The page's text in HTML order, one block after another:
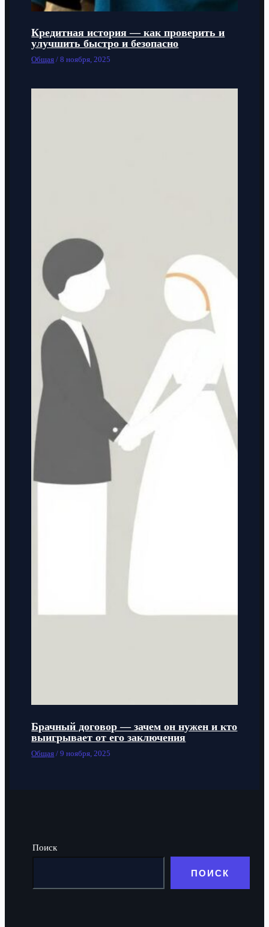
Кредитная история — как проверить и
улучшить быстро и безопасно
Общая /8 ноября, 2025
Брачный договор — зачем он нужен и кто
выигрывает от его заключения
Общая /9 ноября, 2025
Поиск
ПОИСК